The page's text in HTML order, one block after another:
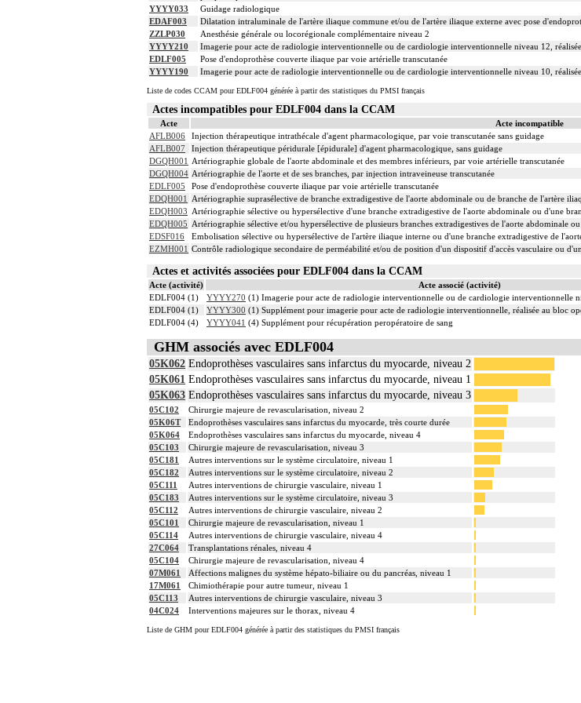
YYYY033
Guidage radiologique
EDAF003
Dilatation intraluminale de l'artère iliaque commune et/ou de l'artère iliaque externe avec pose
ZZLP030
Anesthésie générale ou locorégionale complémentaire niveau 2
YYYY210
Imagerie pour acte de radiologie interventionnelle ou de cardiologie interventionnelle niveau 12,
EDLF005
Pose d'endoprothèse couverte iliaque par voie artérielle transcutanée
YYYY190
Imagerie pour acte de radiologie interventionnelle ou de cardiologie interventionnelle niveau 10,
Liste de codes CCAM pour EDLF004 générée à partir des statistiques du PMSI français
Actes incompatibles pour EDLF004 dans la CCAM
Acte
Acte incompatible
AFLB006
Injection thérapeutique intrathécale d'agent pharmacologique, par voie transcutanée sans guidage
AFLB007
Injection thérapeutique péridurale [épidurale] d'agent pharmacologique, sans guidage
DGQH001 Artériographie globale de l'aorte abdominale et des membres inférieurs, par voie artérielle transcutanée
DGQH004 Artériographie de l'aorte et de ses branches, par injection intraveineuse transcutanée
EDLF005
Pose d'endoprothèse couverte iliaque par voie artérielle transcutanée
EDQH001 Artériographie suprasélective de branche extradigestive de l'aorte abdominale ou de branche de l'artère
EDQH003 Artériographie sélective ou hypersélective d'une branche extradigestive de l'aorte abdominale ou d'une
EDQH005 Artériographie sélective et/ou hypersélective de plusieurs branches extradigestives de l'aorte abdominale
EDSF016
Embolisation sélective ou hypersélective de l'artère iliaque interne ou d'une branche extradigestive de
EZMH001 Contrôle radiologique secondaire de perméabilité et/ou de position d'un dispositif d'accès vasculaire ou
Actes et activités associées pour EDLF004 dans la CCAM
Acte (activité)
Acte associé (activité)
EDLF004 (1)
YYYY270 (1) Imagerie pour acte de radiologie interventionnelle ou de cardiologie interventionnelle
EDLF004 (1)
YYYY300 (1) Supplément pour imagerie pour acte de radiologie interventionnelle, réalisée au bloc
EDLF004 (4)
YYYY041 (4) Supplément pour récupération peropératoire de sang
GHM associés avec EDLF004
05K062 Endoprothèses vasculaires sans infarctus du myocarde, niveau 2
05K061 Endoprothèses vasculaires sans infarctus du myocarde, niveau 1
05K063 Endoprothèses vasculaires sans infarctus du myocarde, niveau 3
05C102
Chirurgie majeure de revascularisation, niveau 2
05K06T
Endoprothèses vasculaires sans infarctus du myocarde, très courte durée
05K064
Endoprothèses vasculaires sans infarctus du myocarde, niveau 4
05C103
Chirurgie majeure de revascularisation, niveau 3
05C181
Autres interventions sur le système circulatoire, niveau 1
05C182
Autres interventions sur le système circulatoire, niveau 2
05C111
Autres interventions de chirurgie vasculaire, niveau 1
05C183
Autres interventions sur le système circulatoire, niveau 3
05C112
Autres interventions de chirurgie vasculaire, niveau 2
05C101
Chirurgie majeure de revascularisation, niveau 1
05C114
Autres interventions de chirurgie vasculaire, niveau 4
27C064
Transplantations rénales, niveau 4
05C104
Chirurgie majeure de revascularisation, niveau 4
07M061
Affections malignes du système hépato-biliaire ou du pancréas, niveau 1
17M061
Chimiothérapie pour autre tumeur, niveau 1
05C113
Autres interventions de chirurgie vasculaire, niveau 3
04C024
Interventions majeures sur le thorax, niveau 4
Liste de GHM pour EDLF004 générée à partir des statistiques du PMSI français